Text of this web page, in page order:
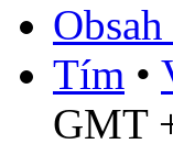
Tím •
GMT